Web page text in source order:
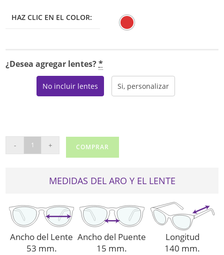
HAZ CLIC EN EL COLOR:
¿Desea agregar lentes?*
No incluir lentes Si, personalizar
VTOB15
- + COMPRAR
MEDIDAS DEL ARO Y EL LENTE
Ancho del Lente
53 mm.
Ancho del Puente
15 mm.
Longitud
140 mm.